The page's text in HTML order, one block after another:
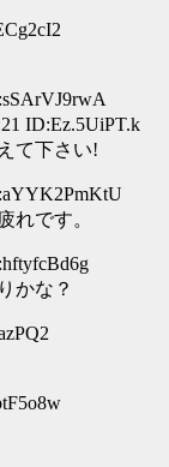
ID:Ez.5UiPT.k
て下さい!
れです。
かな？